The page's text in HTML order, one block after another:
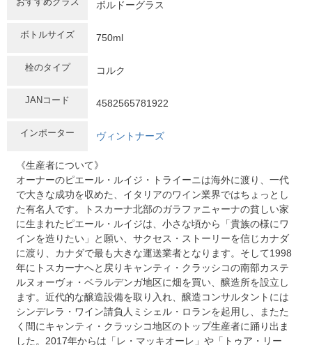
ボルドーグラス
ボトルサイズ 750ml
栓のタイプ コルク
JANコード 4582565781922
インポーター ヴィントナーズ
《生産者について》
オーナーのピエール・ルイジ・トライーニは海外に渡り、一代
で大きな成功を収めた、イタリアのワイン業界ではちょっとし
た有名人です。トスカーナ北部のガラファニャーナの貧しい家
に生まれたピエール・ルイジは、小さな頃から「貴族の様にワ
インを造りたい」と願い、サクセス・ストーリーを信じカナダ
に渡り、カナダで最も大きな運送業者となります。そして1998
年にトスカーナへと戻りキャンティ・クラッシコの南部カステ
ルヌォーヴォ・ベラルデンガ地区に畑を買い、醸造所を設立し
ます。近代的な醸造設備を取り入れ、醸造コンサルタントには
シンデレラ・ワイン請負人ミシェル・ロランを起用し、またた
く間にキャンティ・クラッシコ地区のトップ生産者に踊り出ま
した。2017年からは「レ・マッキオーレ」や「トゥア・リー